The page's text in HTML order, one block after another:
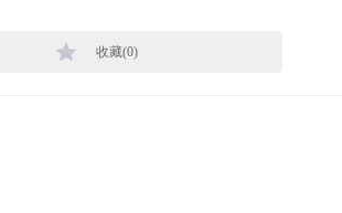
收藏(0)